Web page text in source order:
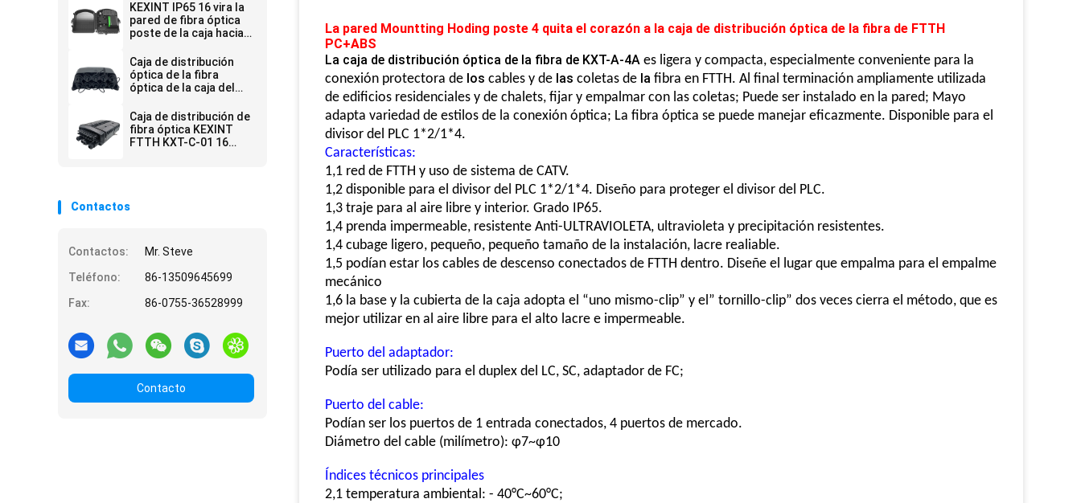
KEXINT IP65 16 vira la
pared de fibra óptica
poste de la caja hacia
de la distribución del
cierre del empalme
montado
Caja de distribución
óptica de la fibra
óptica de la caja del
con mini SC
Preconnected
Caja de distribución de
fibra óptica KEXINT
FTTH KXT-C-01 16
Contactos
Contactos:
Mr. Steve
Teléfono:
86-13509645699
Fax:
86-0755-36528999
Contacto
La pared Mountting Hoding poste 4 quita el corazón a la caja de distribución óptica de la fibra de FTTH
PC+ABS
La caja de distribución óptica de la fibra de KXT-A-4A es ligera y compacta, especialmente conveniente para la
conexión protectora de los cables y de las coletas de la fibra en FTTH. Al final terminación ampliamente utilizada
de edificios residenciales y de chalets, fijar y empalmar con las coletas; Puede ser instalado en la pared; Mayo
adapta variedad de estilos de la conexión óptica; La fibra óptica se puede manejar eficazmente. Disponible para el
divisor del PLC 1*2/1*4.
Características:
1,1 red de FTTH y uso de sistema de CATV.
1,2 disponible para el divisor del PLC 1*2/1*4. Diseño para proteger el divisor del PLC.
1,3 traje para al aire libre y interior. Grado IP65.
1,4 prenda impermeable, resistente Anti-ULTRAVIOLETA, ultravioleta y precipitación resistentes.
1,4 cubage ligero, pequeño, pequeño tamaño de la instalación, lacre realiable.
1,5 podían estar los cables de descenso conectados de FTTH dentro. Diseñe el lugar que empalma para el empalme
mecánico
1,6 la base y la cubierta de la caja adopta el “uno mismo-clip” y el” tornillo-clip” dos veces cierra el método, que es
mejor utilizar en al aire libre para el alto lacre e impermeable.
Puerto del adaptador:
Podía ser utilizado para el duplex del LC, SC, adaptador de FC;
Puerto del cable:
Podían ser los puertos de 1 entrada conectados, 4 puertos de mercado.
Diámetro del cable (milímetro): φ7~φ10
Índices técnicos principales
2,1 temperatura ambiental: - 40°C~60°C;